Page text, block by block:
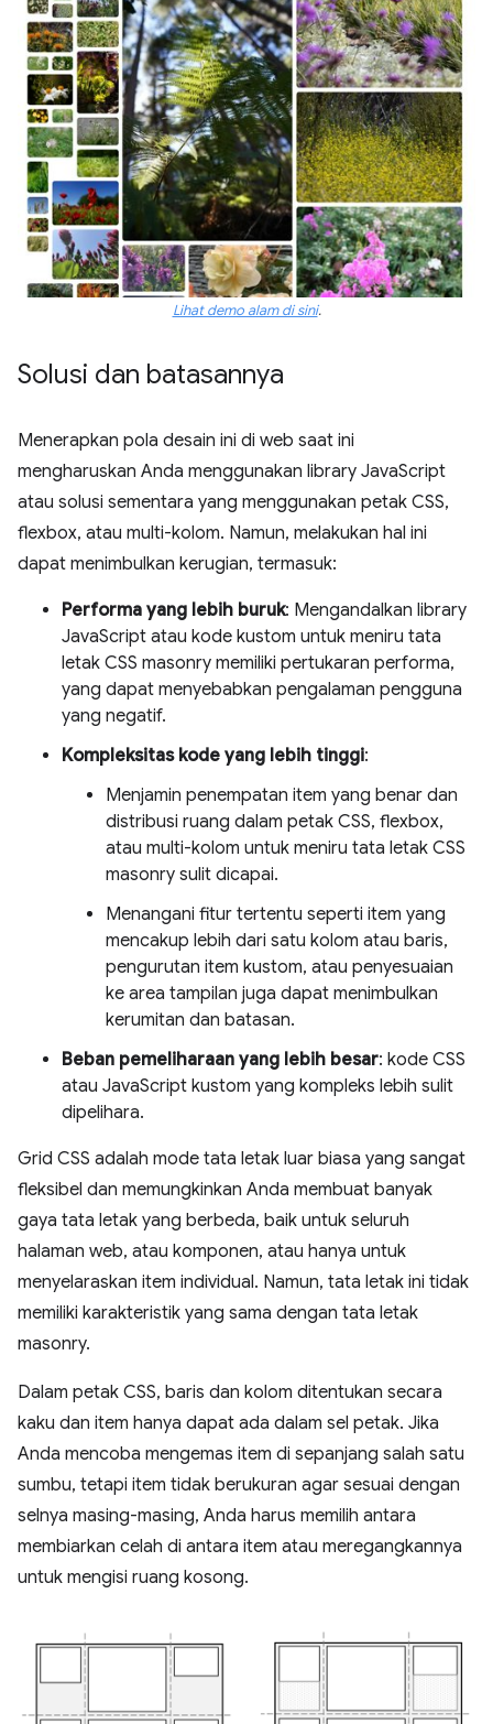
Lihat demo alam di sini.
Solusi dan batasannya
Menerapkan pola desain ini di web saat ini
mengharuskan Anda menggunakan library JavaScript
atau solusi sementara yang menggunakan petak CSS,
flexbox, atau multi-kolom. Namun, melakukan hal ini
dapat menimbulkan kerugian, termasuk:
Performa yang lebih buruk: Mengandalkan library
JavaScript atau kode kustom untuk meniru tata
letak CSS masonry memiliki pertukaran performa,
yang dapat menyebabkan pengalaman pengguna
yang negatif.
Kompleksitas kode yang lebih tinggi:
Menjamin penempatan item yang benar dan
distribusi ruang dalam petak CSS, flexbox,
atau multi-kolom untuk meniru tata letak CSS
masonry sulit dicapai.
Menangani fitur tertentu seperti item yang
mencakup lebih dari satu kolom atau baris,
pengurutan item kustom, atau penyesuaian
ke area tampilan juga dapat menimbulkan
kerumitan dan batasan.
Beban pemeliharaan yang lebih besar: kode CSS
atau JavaScript kustom yang kompleks lebih sulit
dipelihara.
Grid CSS adalah mode tata letak luar biasa yang sangat
fleksibel dan memungkinkan Anda membuat banyak
gaya tata letak yang berbeda, baik untuk seluruh
halaman web, atau komponen, atau hanya untuk
menyelaraskan item individual. Namun, tata letak ini tidak
memiliki karakteristik yang sama dengan tata letak
masonry.
Dalam petak CSS, baris dan kolom ditentukan secara
kaku dan item hanya dapat ada dalam sel petak. Jika
Anda mencoba mengemas item di sepanjang salah satu
sumbu, tetapi item tidak berukuran agar sesuai dengan
selnya masing-masing, Anda harus memilih antara
membiarkan celah di antara item atau meregangkannya
untuk mengisi ruang kosong.